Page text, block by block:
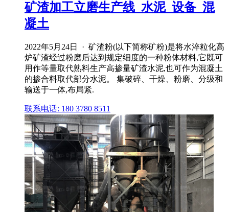
矿渣加工立磨生产线_水泥_设备_混
凝土
2022年5月24日 · 矿渣粉(以下简称矿粉)是将水淬粒化高
炉矿渣经过粉磨后达到规定细度的一种粉体材料,它既可
用作等量取代熟料生产高掺量矿渣水泥,也可作为混凝土
的掺合料取代部分水泥。 集破碎、干燥、粉磨、分级和
输送于一体,布局紧.
联系电话: 180 3780 8511